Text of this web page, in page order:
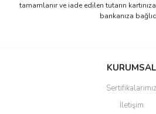
tamamlanır ve iade edilen tutarın
bankanıza
Bu ürüne ilk yorumu
Yorum Yaz
Ürün resmi kalitesiz, bozuk veya
KURUMSAL
Sertifikalarımız
İletişim